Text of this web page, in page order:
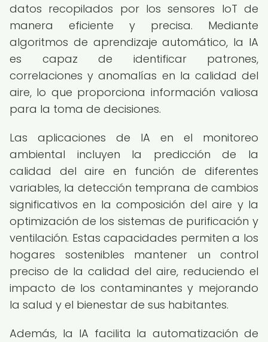
datos recopilados por los sensores IoT de
manera eficiente y precisa. Mediante
algoritmos de aprendizaje automático, la IA
es capaz de identificar patrones,
correlaciones y anomalías en la calidad del
aire, lo que proporciona información valiosa
para la toma de decisiones.
Las aplicaciones de IA en el monitoreo
ambiental incluyen la predicción de la
calidad del aire en función de diferentes
variables, la detección temprana de cambios
significativos en la composición del aire y la
optimización de los sistemas de purificación y
ventilación. Estas capacidades permiten a los
hogares sostenibles mantener un control
preciso de la calidad del aire, reduciendo el
impacto de los contaminantes y mejorando
la salud y el bienestar de sus habitantes.
Además, la IA facilita la automatización de